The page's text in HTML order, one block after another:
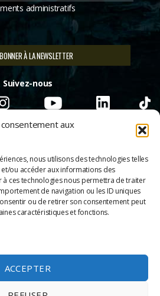
aux
nous utilisons des technologies telles
ou accéder aux informations des
à ces technologies nous permettra de traiter
de navigation ou les ID uniques
ou de retirer son consentement peut
caractéristiques et fonctions.
ACCEPTER
administratifs
À LA NEWSLETTER
Suivez-nous
Scènes & Cinés